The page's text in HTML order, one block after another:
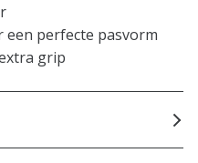
een perfecte pasvorm
grip